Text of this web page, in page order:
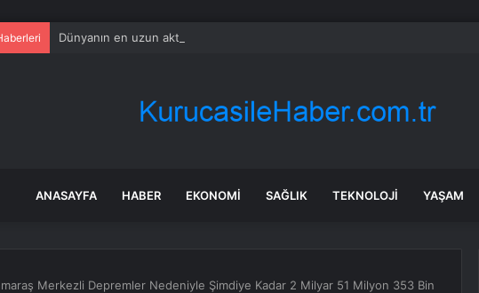
Dünyanın en uzun aktarmasız uçuşunda tarihi rekor: 24 saatten fazla havada
ANASAYFA HABER EKONOMI SAĞLIK TEKNOLOJI YAŞAM
Merkezli Depremler Nedeniyle Şimdiye Kadar 2 Milyar 51 Milyon 353 Bin